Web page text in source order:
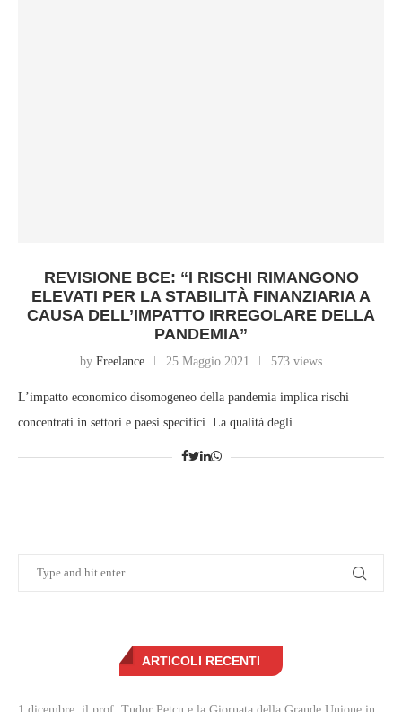
REVISIONE BCE: “I RISCHI RIMANGONO
ELEVATI PER LA STABILITÀ FINANZIARIA A
CAUSA DELL’IMPATTO IRREGOLARE DELLA
PANDEMIA”
by Freelance 25 Maggio 2021 573 views
L’impatto economico disomogeneo della pandemia implica rischi
concentrati in settori e paesi specifici. La qualità degli….
ARTICOLI RECENTI